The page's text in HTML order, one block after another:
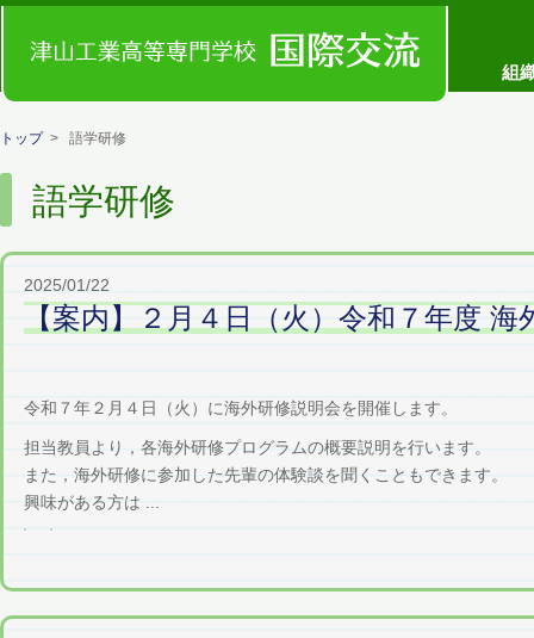
コンセプト 組
トップ> 語学研修
語学研修
2025/01/22
【案内】２月４日（火）令和７年度 海
令和７年２月４日（火）に海外研修説明会を開催します。
担当教員より，各海外研修プログラムの概要説明を行います。
また，海外研修に参加した先輩の体験談を聞くこともできます。
興味がある方は ...